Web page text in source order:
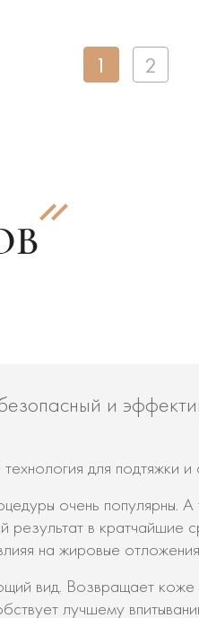
1 2
и
для подтяжки
очень популярны.
результат в кратчайшие
на жировые
вид. Возвращает
лучшему